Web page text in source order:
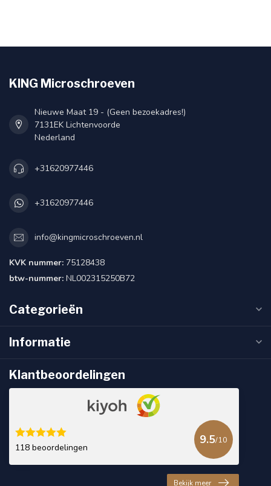
KING Microschroeven
Nieuwe Maat 19 - (Geen bezoekadres!)
7131EK Lichtenvoorde
Nederland
+31620977446
+31620977446
info@kingmicroschroeven.nl
KVK nummer: 75128438
btw-nummer: NL002315250B72
Categorieën
Informatie
Klantbeoordelingen
118 beoordelingen
9.5/10
Bekijk meer